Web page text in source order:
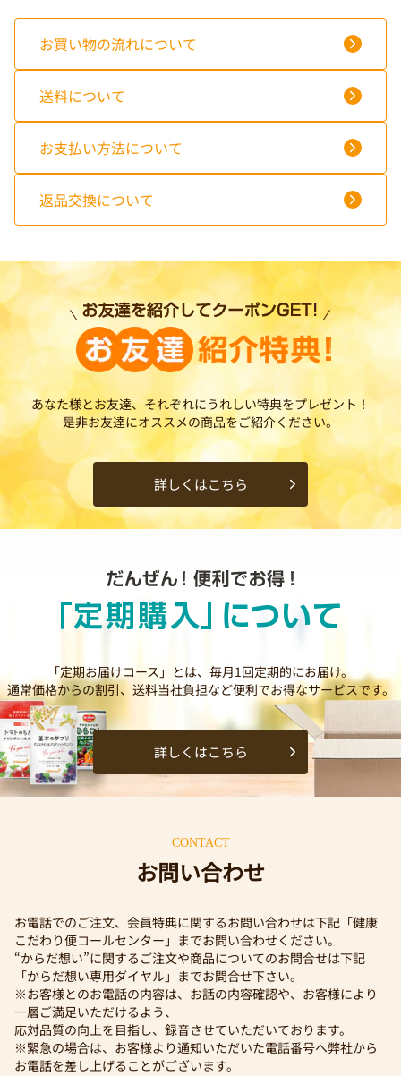
お買い物の流れについて
送料について
お支払い方法について
返品交換について
あなた様とお友達、それぞれにうれしい特典をプレゼント！
是非お友達にオススメの商品をご紹介ください。
詳しくはこちら
「定期お届けコース」とは、毎月1回定期的にお届け。
通常価格からの割引、送料当社負担など便利でお得なサービスです。
詳しくはこちら
CONTACT
お問い合わせ
お電話でのご注文、会員特典に関するお問い合わせは下記「健康
こだわり便コールセンター」までお問い合わせください。
“からだ想い”に関するご注文や商品についてのお問合せは下記
「からだ想い専用ダイヤル」までお問合せ下さい。
※お客様とのお電話の内容は、お話の内容確認や、お客様により
一層ご満足いただけるよう、
応対品質の向上を目指し、録音させていただいております。
※緊急の場合は、お客様より通知いただいた電話番号へ弊社から
お電話を差し上げることがございます。